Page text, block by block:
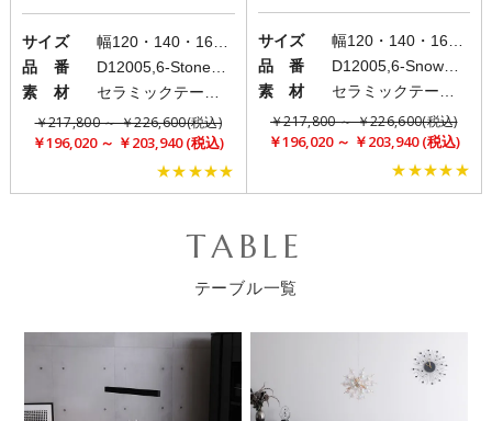
サイズ
幅120・140・160cm
品 番
D12005,6-Stonegray/D20115
素 材
セラミックテーブル/ファブリックチェア
￥217,800 ～ ￥226,600(税込)
￥196,020 ～ ￥203,940 (税込)
★★★★★
サイズ
幅120・140・160cm
品 番
D12005,6-Snowwhite/D20115
素 材
セラミックテーブル/ファブリックチェア
￥217,800 ～ ￥226,600(税込)
￥196,020 ～ ￥203,940 (税込)
★★★★★
TABLE
テーブル一覧